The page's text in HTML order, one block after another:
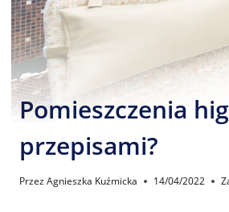
Pomieszczenia
przepisami?
PrzezAgnieszka Kuźmicka 14/04/2022